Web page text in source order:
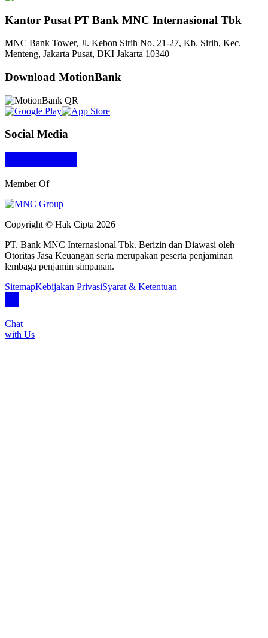
Kantor Pusat PT Bank MNC Internasional Tbk
MNC Bank Tower, Jl. Kebon Sirih No. 21-27, Kb. Sirih, Kec.
Menteng, Jakarta Pusat, DKI Jakarta 10340
Download MotionBank
Social Media
Member Of
Copyright © Hak Cipta 2026
PT. Bank MNC Internasional Tbk. Berizin dan Diawasi oleh
Otoritas Jasa Keuangan serta merupakan peserta penjaminan
lembaga penjamin simpanan.
SitemapKebijakan PrivasiSyarat & Ketentuan
Chat
with Us